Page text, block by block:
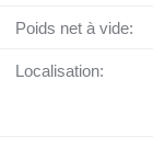
Poids net à vide:
Localisation: